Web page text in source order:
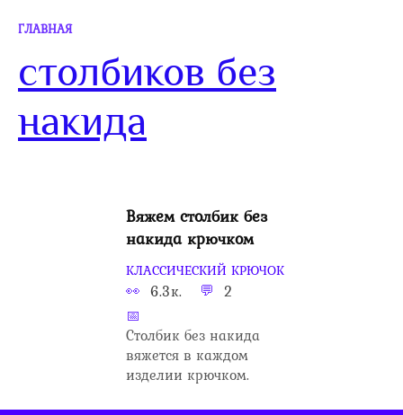
ГЛАВНАЯ
столбиков без
накида
Вяжем столбик без
накида крючком
КЛАССИЧЕСКИЙ КРЮЧОК
6.3к. 2
Столбик без накида
вяжется в каждом
изделии крючком.